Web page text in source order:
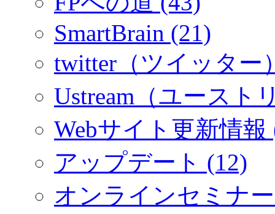
SmartBrain (21)
twitter（ツイッター
Ustream（ユースト
Webサイト更新情報
アップデート (12)
オンラインセミナ